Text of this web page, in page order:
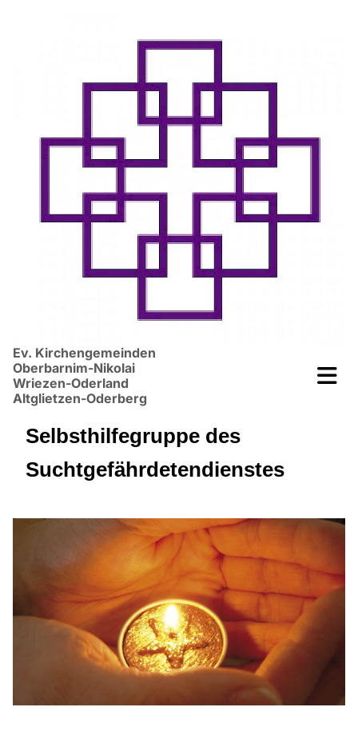
Ev. Kirchengemeinden
Oberbarnim-Nikolai
Wriezen-Oderland
Altglietzen-Oderberg
Selbsthilfegruppe des
Suchtgefährdetendienstes